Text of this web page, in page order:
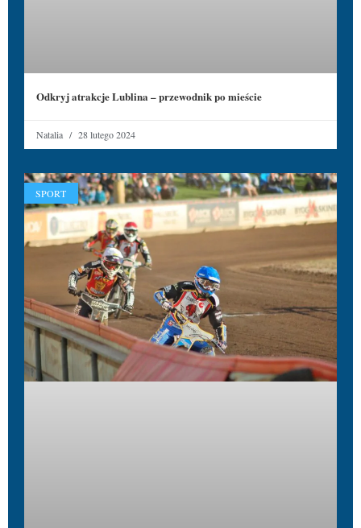
Odkryj atrakcje Lublina – przewodnik po mieście
Natalia 28 lutego 2024
SPORT